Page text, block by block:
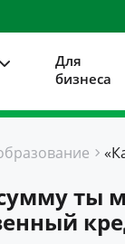
Для
бизнеса
ты